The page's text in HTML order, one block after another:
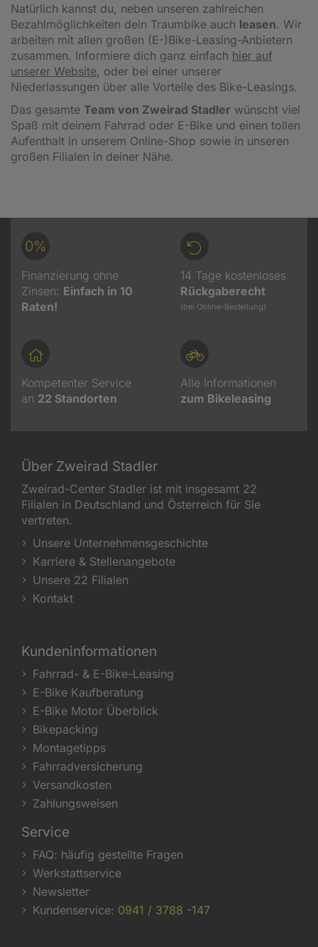
Natürlich kannst du, neben unseren zahlreichen
Bezahlmöglichkeiten dein Traumbike auch leasen. Wir
arbeiten mit allen großen (E-)Bike-Leasing-Anbietern
zusammen. Informiere dich ganz einfach hier auf
unserer Website, oder bei einer unserer
Niederlassungen über alle Vorteile des Bike-Leasings.
Das gesamte Team von Zweirad Stadler wünscht viel
Spaß mit deinem Fahrrad oder E-Bike und einen tollen
Aufenthalt in unserem Online-Shop sowie in unseren
großen Filialen in deiner Nähe.
0%
Finanzierung ohne
Zinsen: Einfach in 10
Raten!
14 Tage kostenloses
Rückgaberecht
(bei Online-Bestellung)
Kompetenter Service
an 22 Standorten
Alle Informationen
zum Bikeleasing
Über Zweirad Stadler
Zweirad-Center Stadler ist mit insgesamt 22
Filialen in Deutschland und Österreich für Sie
vertreten.
Unsere Unternehmensgeschichte
Karriere & Stellenangebote
Unsere 22 Filialen
Kontakt
Kundeninformationen
Fahrrad- & E-Bike-Leasing
E-Bike Kaufberatung
E-Bike Motor Überblick
Bikepacking
Montagetipps
Fahrradversicherung
Versandkosten
Zahlungsweisen
Service
FAQ: häufig gestellte Fragen
Werkstattservice
Newsletter
Kundenservice: 0941 / 3788 -147